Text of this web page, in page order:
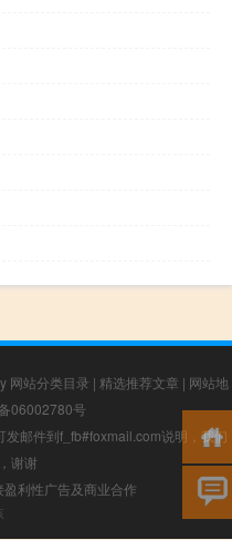
网站分类目录 | 精选推荐文章 | 网站地
06002780号
邮件到f_fb#foxmail.com说明，我们
谢谢
利性广告及商业合作